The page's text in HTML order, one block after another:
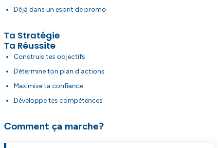
Déjà dans un esprit de promo
Ta Stratégie
Ta Réussite
Construis tes objectifs
Détermine ton plan d'actions
Maximise ta confiance
Développe tes compétences
Comment ça marche?